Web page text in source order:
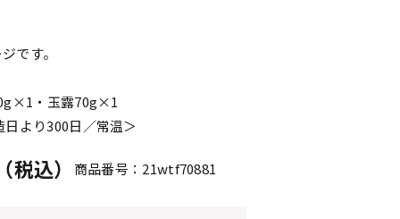
です。
・玉露70g×1
より300日／常温＞
込） 商品番号：21wtf70881